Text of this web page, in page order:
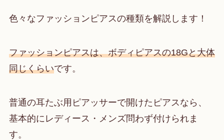
色々なファッションピアスの種類を解説します！
ファッションピアスは、ボディピアスの18Gと大体
同じくらいです。
普通の耳たぶ用ピアッサーで開けたピアスなら、
基本的にレディース・メンズ問わず付けられま
す。